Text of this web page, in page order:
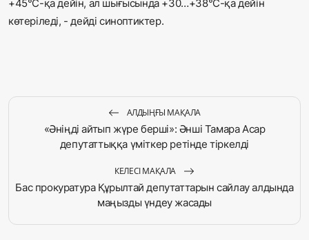
+45°С-қа дейін, ал шығысында +30…+38°С-қа дейін
көтеріледі, - дейді синоптиктер.
АЛДЫҢҒЫ МАҚАЛА
«Әніңді айтып жүре берші»: Әнші Тамара Асар
депутаттыққа үміткер ретінде тіркелді
КЕЛЕСІ МАҚАЛА
Бас прокуратура Құрылтай депутаттарын сайлау алдында
маңызды үндеу жасады